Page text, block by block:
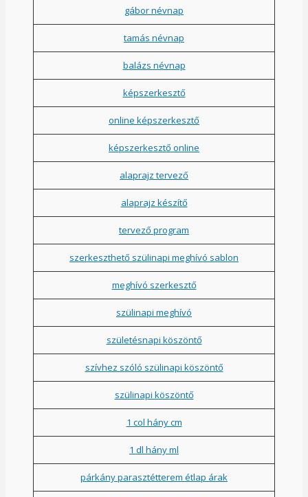
gábor névnap
tamás névnap
balázs névnap
képszerkesztő
online képszerkesztő
képszerkesztő online
alaprajz tervező
alaprajz készítő
tervező program
szerkeszthető szülinapi meghívó sablon
meghívó szerkesztő
szülinapi meghívó
születésnapi köszöntő
szívhez szóló szülinapi köszöntő
szülinapi köszöntő
1 col hány cm
1 dl hány ml
párkány parasztétterem étlap árak